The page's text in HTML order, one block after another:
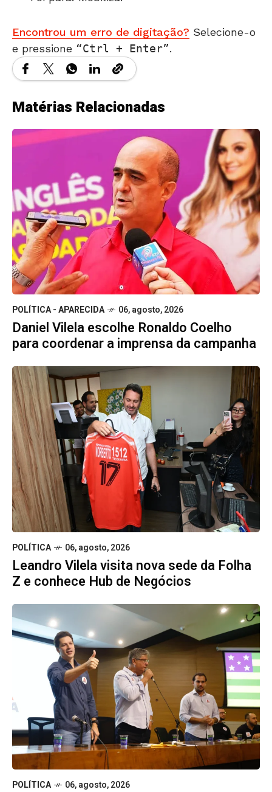
Encontrou um erro de digitação? Selecione-o
e pressione
Ctrl + Enter .
Matérias Relacionadas
POLÍTICA - APARECIDA 06, agosto, 2026
Daniel Vilela escolhe Ronaldo Coelho
para coordenar a imprensa da campanha
POLÍTICA 06, agosto, 2026
Leandro Vilela visita nova sede da Folha
Z e conhece Hub de Negócios
POLÍTICA 06, agosto, 2026